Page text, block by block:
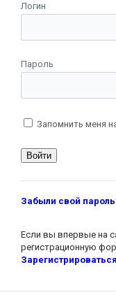
Логин
Пароль
Запомнить меня
Забыли свой
Если вы впервые на
регистрационную
Зарегистрироваться